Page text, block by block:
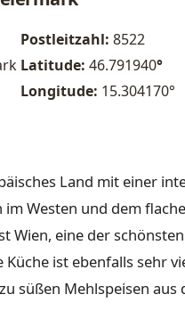
Postleitzahl: 8522
Latitude: 46.791940°
Longitude: 15.304170°
Land mit einer
Westen und dem
Wien, eine der
Küche ist ebenfalls sehr
süßen Mehlspeisen aus